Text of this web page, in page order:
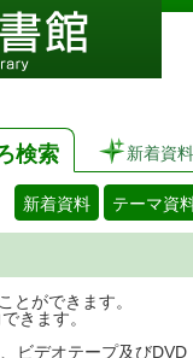
検索 新着資料
新着資料 テーマ資
とができます。
きます。
ビデオテープ及び